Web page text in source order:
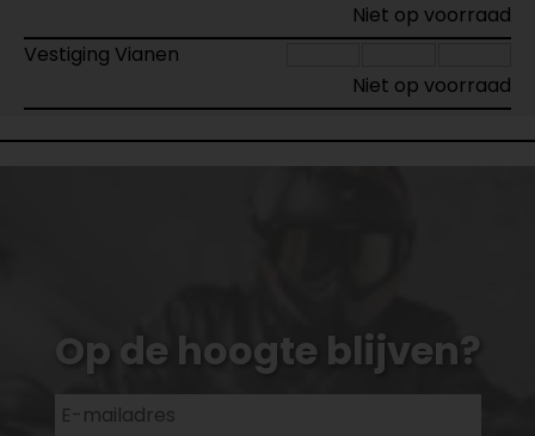
Niet op voorraad
Vestiging Vianen
Niet op voorraad
Op de hoogte blijven?